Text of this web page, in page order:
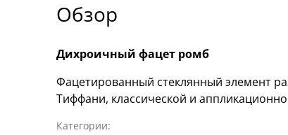
Обзор
Дихроичный фацет ромб
Фацетированный стеклянный элемент
Тиффани, классической и
Категории: